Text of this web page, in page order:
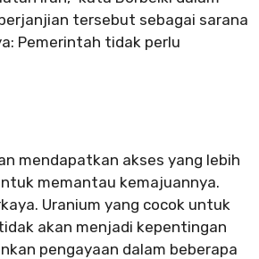
tersebut sebagai sarana
Pemerintah tidak perlu
mendapatkan akses yang lebih
memantau kemajuannya.
Uranium yang cocok untuk
akan menjadi kepentingan
pengayaan dalam beberapa